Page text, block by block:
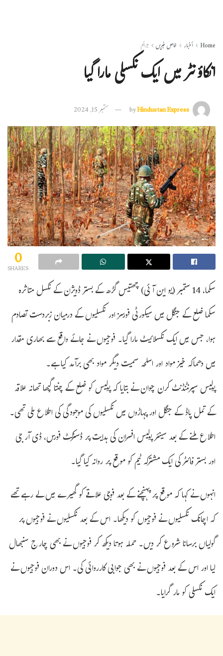
Home أخبار خاص خبریں جرائم
انکاؤنٹر میں ایک نکسلی مارا گیا
byHindustan Express ستمبر 15, 2024
0
SHARES
سکما، 14 ستمبر (یو این آئی) چھتیس گڑھ کے بستر ڈویژن کے نکسل متاثرہ
سکما ضلع کے جنگل میں سیکورٹی فورسز اور نکسلیوں کے درمیان زبردست تصادم
ہوا، جس میں ایک نکسلائیٹ مارا گیا۔ فوجیوں نے جائے واقع سے بھاری مقدار
میں دھماکہ خیز مواد اور اسلحہ سمیت دیگر مواد بھی برآمد کیا ہے۔
پولیس سپرنٹنڈنٹ کرن چوان نے بتایا کہ پولیس کو ضلع کے چنتا گپھا تھانہ علاقہ
کے تمل پاڈ کے جنگل اور پہاڑوں میں نکسلیوں کی موجودگی کی اطلاع ملی تھی۔
اطلاع ملنے کے بعد سینئر پولیس افسران کی ہدایت پر ڈسٹرکٹ فورس، ڈی آر جی
اور بستر فائٹر کی ایک مشترکہ ٹیم کو موقع پر روانہ کیا گیا۔
انہوں نے کہا کہ موقع پر پہنچنے کے بعد فوجی علاقے کو گھیرے میں لے رہے تھے
کہ اچانک نکسلیوں نے فوجیوں کو دیکھا۔ اس کے بعد نکسلیوں نے فوجیوں پر
گولیاں برسانا شروع کر دیں۔ حملہ ہوتا دیکھ کر فوجیوں نے بھی چارج سنبھال
لیا اور اس کے بعد فوجیوں نے بھی جوابی کارروائی کی۔ اس دوران فوجیوں نے
ایک نکسلی کو مار گرایا۔